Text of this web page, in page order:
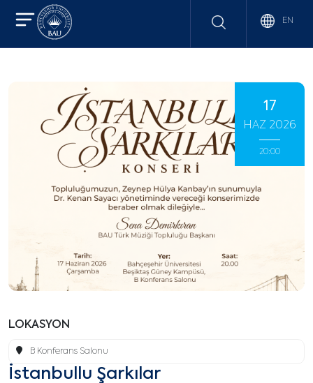
EN
17
HAZ 2026
20:00
LOKASYON
B Konferans Salonu
İstanbullu Şarkılar